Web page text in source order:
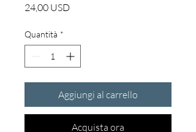
24,00 USDPrezzo
Quantità *
Aggiungi al carrello
Acquista ora